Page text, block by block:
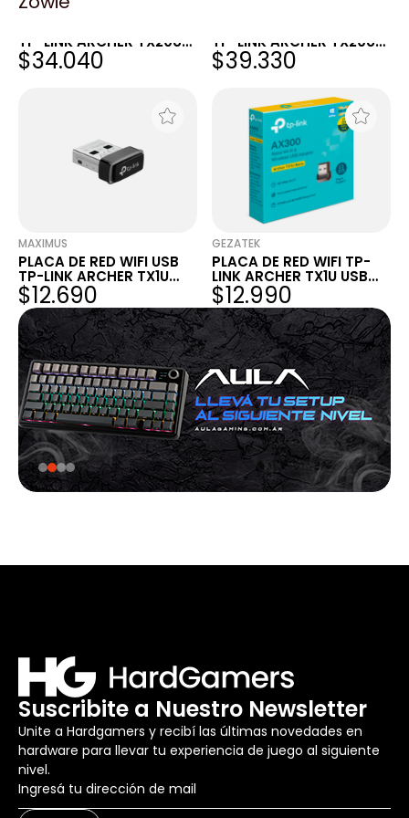
FULL H4RD
TP-LINK ARCHER TX20U
NANO WIFI6 AX1800 DUAL
BAND
$34.040
TP-LINK ARCHER TX20U
NANO WIFI6 AX1800 DUAL
BAND
$39.330
MAXIMUS
PLACA DE RED WIFI USB
TP-LINK ARCHER TX1U
NANO AX300 - WIFI 6
$12.690
GEZATEK
PLACA DE RED WIFI TP-
LINK ARCHER TX1U USB
NANO AX300
$12.990
Suscribite a Nuestro Newsletter
Unite a Hardgamers y recibí las últimas novedades en
hardware para llevar tu experiencia de juego al siguiente
nivel.